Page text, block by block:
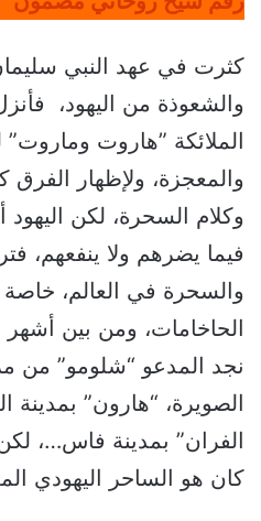
كثرت في عهد النبي
والشعوذة من اليهود،
الملائكة ”هاروت وماروت”
والمعجزة، ولإظهار الفرق
وكلام السحرة، لكن
فيما يضرهم ولا ينفعهم،
والسحرة في العالم، خاصة
الحاخامات، ومن بين أشهر
نجد المدعو “شلومو” من
الصويرة، “هارون” بمدينة
الفران” بمدينة فاس…،
كان هو الساحر اليهودي